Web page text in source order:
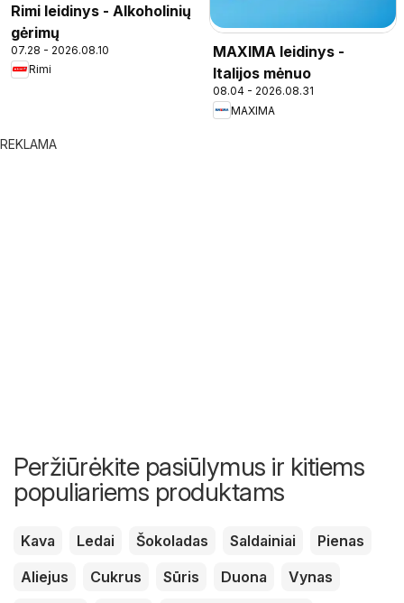
Rimi leidinys - Alkoholinių
gėrimų
07.28 - 2026.08.10
Rimi
MAXIMA leidinys -
Italijos mėnuo
08.04 - 2026.08.31
MAXIMA
REKLAMA
Peržiūrėkite pasiūlymus ir kitiems
populiariems produktams
Kava Ledai Šokoladas Saldainiai
Pienas
Aliejus
Cukrus Sūris Duona
Vynas